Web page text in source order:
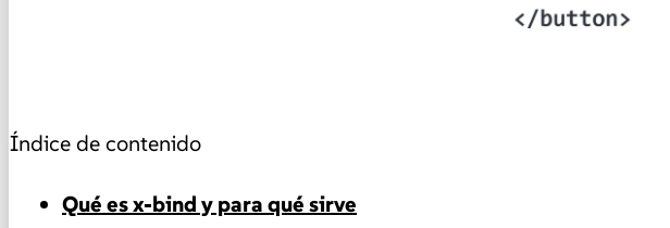
Índice de contenido
Qué es x-bind y para qué sirve